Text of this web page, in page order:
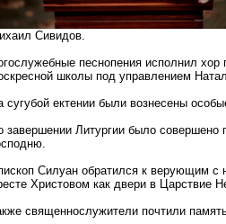
Сивидов.
песнопения исполнил
школы под управлением
сугубой ектении были вознесены
завершении Литургии было
Силуан обратился к верующим с
Христовом как двери в Царствие
священнослужители почтили память